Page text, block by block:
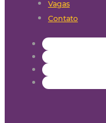
Vagas
Contato